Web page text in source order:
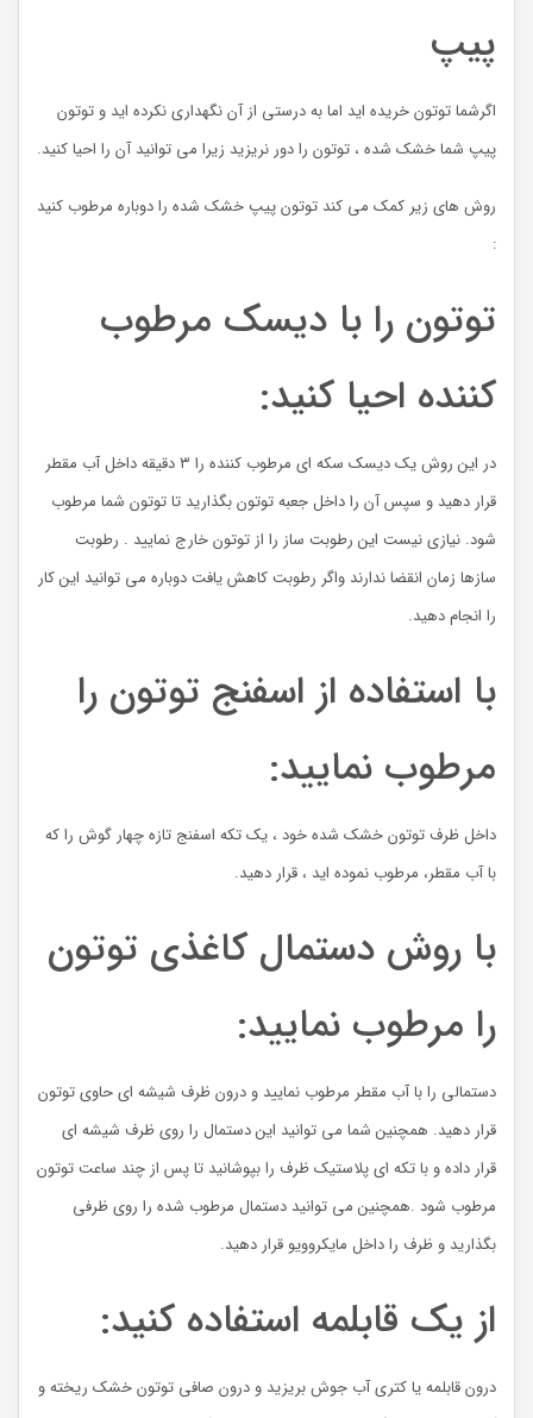
پیپ
اگرشما توتون خریده اید اما به درستی از آن نگهداری نکرده اید و توتون
پیپ شما خشک شده ، توتون را دور نریزید زیرا می توانید آن را احیا کنید.
روش های زیر کمک می کند توتون پیپ خشک شده را دوباره مرطوب کنید
:
توتون را با دیسک مرطوب
کننده احیا کنید:
در این روش یک دیسک سکه ای مرطوب کننده را ۳ دقیقه داخل آب مقطر
قرار دهید و سپس آن را داخل جعبه توتون بگذارید تا توتون شما مرطوب
شود. نیازی نیست این رطوبت ساز را از توتون خارج نمایید . رطوبت
سازها زمان انقضا ندارند واگر رطوبت کاهش یافت دوباره می توانید این کار
را انجام دهید.
با استفاده از اسفنج توتون را
مرطوب نمایید:
داخل ظرف توتون خشک شده خود ، یک تکه اسفنج تازه چهار گوش را که
با آب مقطر، مرطوب نموده اید ، قرار دهید.
با روش دستمال کاغذی توتون
را مرطوب نمایید:
دستمالی را با آب مقطر مرطوب نمایید و درون ظرف شیشه ای حاوی توتون
قرار دهید. همچنین شما می توانید این دستمال را روی ظرف شیشه ای
قرار داده و با تکه ای پلاستیک ظرف را بپوشانید تا پس از چند ساعت توتون
مرطوب شود .همچنین می توانید دستمال مرطوب شده را روی ظرفی
بگذارید و ظرف را داخل مایکروویو قرار دهید.
از یک قابلمه استفاده کنید:
درون قابلمه یا کتری آب جوش بریزید و درون صافی توتون خشک ریخته و